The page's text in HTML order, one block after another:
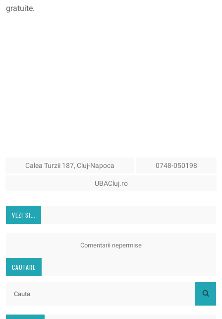
gratuite.
Calea Turzii 187, Cluj-Napoca 0748-050198
UBACluj.ro
VEZI SI...
Comentarii nepermise
CAUTARE